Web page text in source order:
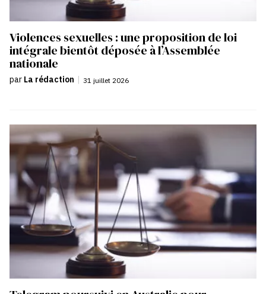
Violences sexuelles : une proposition de loi
intégrale bientôt déposée à l’Assemblée
nationale
par La rédaction | 31 juillet 2026